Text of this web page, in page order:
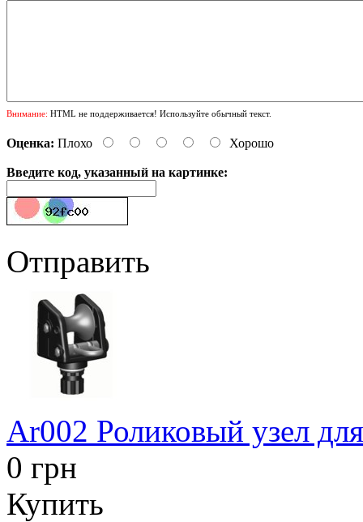
Внимание: HTML не поддерживается! Используйте обычный текст.
Оценка: Плохо Хорошо
Введите код, указанный на картинке:
Отправить
Ar002 Роликовый узел
0 грн
Купить